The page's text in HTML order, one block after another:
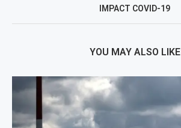
IMPACT COVID-19
YOU MAY ALSO LIKE